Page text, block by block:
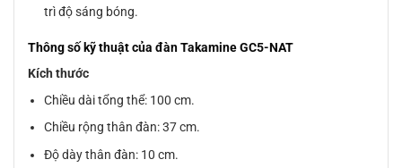
trì độ sáng bóng.
Thông số kỹ thuật của đàn Takamine GC5-NAT
Kích thước
Chiều dài tổng thể: 100 cm.
Chiều rộng thân đàn: 37 cm.
Độ dày thân đàn: 10 cm.